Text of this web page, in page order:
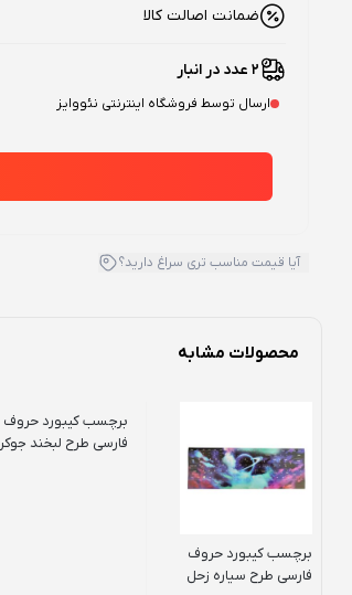
ضمانت اصالت کالا
2 عدد در انبار
ارسال توسط فروشگاه اینترنتی نئووایز
آیا قیمت مناسب تری سراغ دارید؟
محصولات مشابه
برچسب کیبورد حروف
فارسی طرح سیاره زحل
برچسب کیبورد حروف
فارسی طرح لبخند جوکر